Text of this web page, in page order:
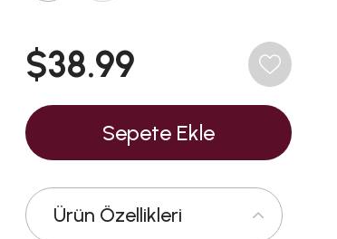
$38.99
Ürün Özellikleri